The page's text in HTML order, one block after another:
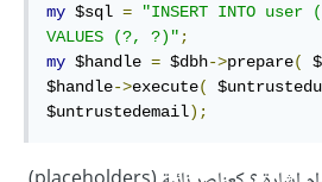
my $sql =
"INSERT INTO user
VALUES (?, ?)" ;
my $handle = $dbh->prepare(
$handle->execute(
$untrustedemail);